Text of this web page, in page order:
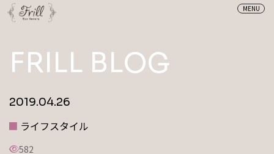
MENU
FRILL BLOG
2019.04.26
ライフスタイル
582